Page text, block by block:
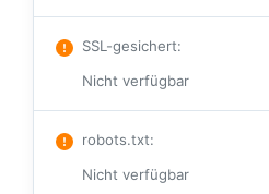
SSL-gesichert:
Nicht verfügbar
robots.txt:
Nicht verfügbar